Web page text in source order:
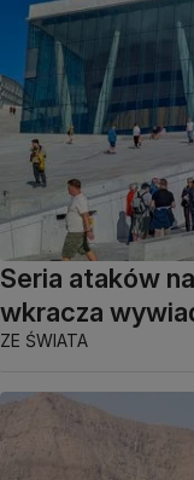
Seria ataków
wkracza
ZE ŚWIATA